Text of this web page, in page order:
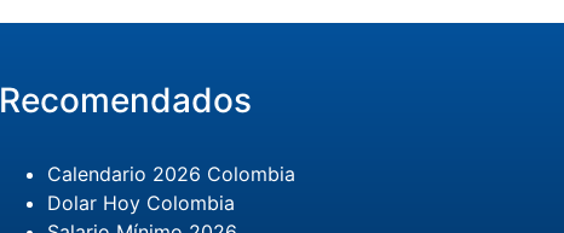
Recomendados
Calendario 2026 Colombia
Dolar Hoy Colombia